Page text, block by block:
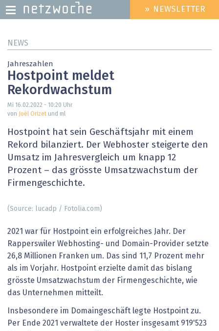
zum
HEADER
MENU
» NEWSLETTER
NEWS
Jahreszahlen
Hostpoint meldet
Rekordwachstum
Mi 16.02.2022 - 10:20 Uhr
von
Joël Orizet und ml
Hostpoint hat sein Geschäftsjahr mit einem
Rekord bilanziert. Der Webhoster steigerte den
Umsatz im Jahresvergleich um knapp 12
Prozent – das grösste Umsatzwachstum der
Firmengeschichte.
(Source: lucadp / Fotolia.com)
2021 war für Hostpoint ein erfolgreiches Jahr. Der
Rapperswiler Webhosting- und Domain-Provider setzte
26,8 Millionen Franken um. Das sind 11,7 Prozent mehr
als im Vorjahr. Hostpoint erzielte damit das bislang
grösste Umsatzwachstum der Firmengeschichte, wie
das Unternehmen mitteilt.
Insbesondere im Domaingeschäft legte Hostpoint zu.
Per Ende 2021 verwaltete der Hoster insgesamt 919'523